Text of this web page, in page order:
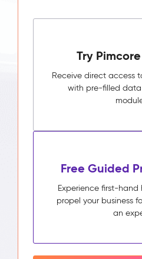
Try
Receive direct access
with pre-filled data
Free Guided
Experience first-hand
propel your business
an